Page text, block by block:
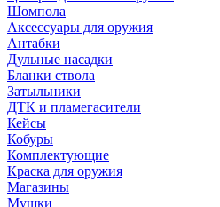
Шомпола
Аксессуары для оружия
Антабки
Дульные насадки
Бланки ствола
Затыльники
ДТК и пламегасители
Кейсы
Кобуры
Комплектующие
Краска для оружия
Магазины
Мушки